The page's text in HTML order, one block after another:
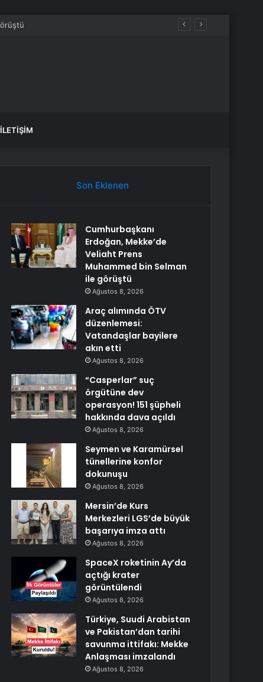
İLETIŞIM
Son Eklenen
Cumhurbaşkanı
Erdoğan, Mekke’de
Veliaht Prens
Muhammed bin Selman
ile görüştü
Ağustos 8, 2026
Araç alımında ÖTV
düzenlemesi:
Vatandaşlar bayilere
akın etti
Ağustos 8, 2026
“Casperlar” suç
örgütüne dev
operasyon! 151 şüpheli
hakkında dava açıldı
Ağustos 8, 2026
Seymen ve Karamürsel
tünellerine konfor
dokunuşu
Ağustos 8, 2026
Mersin’de Kurs
Merkezleri LGS’de büyük
başarıya imza attı
Ağustos 8, 2026
SpaceX roketinin Ay’da
açtığı krater
görüntülendi
Ağustos 8, 2026
Türkiye, Suudi Arabistan
ve Pakistan’dan tarihi
savunma ittifakı: Mekke
Anlaşması imzalandı
Ağustos 8, 2026